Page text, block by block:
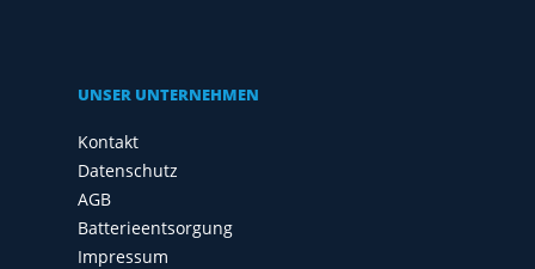
UNSER UNTERNEHMEN
Kontakt
Datenschutz
AGB
Batterieentsorgung
Impressum